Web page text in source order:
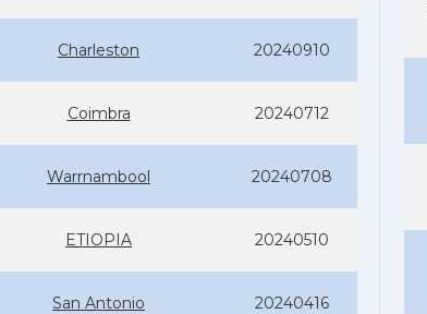
Charleston 20240910
Coimbra 20240712
Warrnambool 20240708
ETIOPIA 20240510
San Antonio 20240416